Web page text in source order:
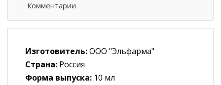
Комментарии
Изготовитель:ООО "Эльфарма"
Страна: Россия
Форма выпуска: 10 мл